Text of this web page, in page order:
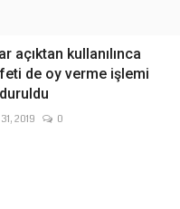
açıktan kullanılınca
de oy verme işlemi
2019 0